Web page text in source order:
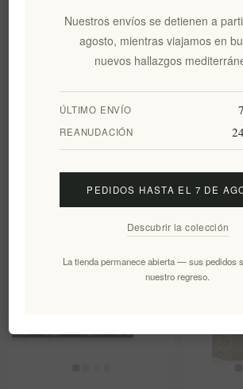
Pamako Tsounati 500 ml |
Aceite de Oliva Virgen Extra
Griego de Creta con alto
mg/kg de polifenoles
equivale a €49,40 por 1 lt
Premium
en
Lianolia |
con
EL1285
equivale a
Nuestros envíos se detienen a
agosto, mientras viajamos en
nuevos hallazgos
ÚLTIMO ENVÍO
REANUDACIÓN
PEDIDOS HASTA EL 7 DE
Descubrir la colección
La tienda permanece abierta — sus pedidos
nuestro regreso.